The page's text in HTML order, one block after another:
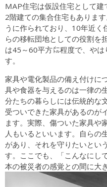
MAP住宅は仮設住宅として
2階建ての集合住宅もありま
うに作られており、10年近
らの移転団地としての役割を
は45～60平方㍍程度で、や
す。
家具や電化製品の備え付けに
具や食器を与えるのは一律の
分たちの暮らしには伝統的な
受ついできた家具があるのが
ます。実際、傷ついた家具や
人もいるといいます。自らの
があり、それを守りたいとい
す。ここでも、「こんなにし
本の被災者の感覚との間に大